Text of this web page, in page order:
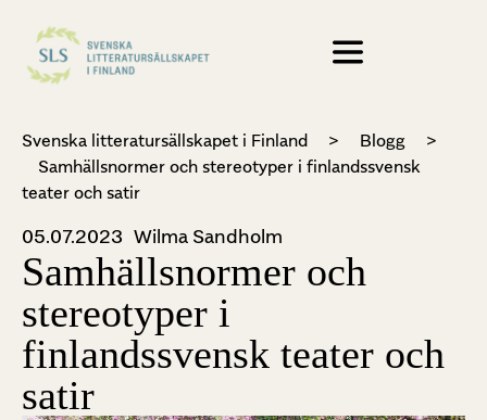
Svenska litteratursällskapet i Finland > Blogg
>
Samhällsnormer och stereotyper i finlandssvensk
teater och satir
05.07.2023 Wilma Sandholm
Samhällsnormer och
stereotyper i
finlandssvensk teater och
satir